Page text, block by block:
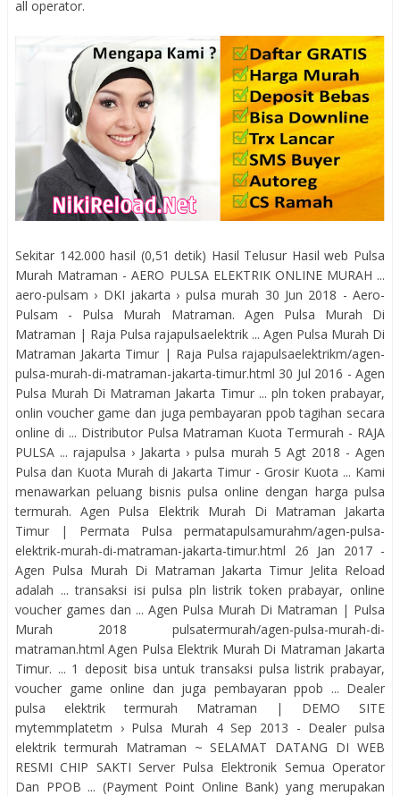
all operator.
Sekitar 142.000 hasil (0,51 detik) Hasil Telusur Hasil web Pulsa
Murah Matraman - AERO PULSA ELEKTRIK ONLINE MURAH ...
aero-pulsam › DKI jakarta › pulsa murah 30 Jun 2018 - Aero-
Pulsam - Pulsa Murah Matraman. Agen Pulsa Murah Di
Matraman | Raja Pulsa rajapulsaelektrik ... Agen Pulsa Murah Di
Matraman Jakarta Timur | Raja Pulsa rajapulsaelektrikm/agen-
pulsa-murah-di-matraman-jakarta-timur.html 30 Jul 2016 - Agen
Pulsa Murah Di Matraman Jakarta Timur ... pln token prabayar,
onlin voucher game dan juga pembayaran ppob tagihan secara
online di ... Distributor Pulsa Matraman Kuota Termurah - RAJA
PULSA ... rajapulsa › Jakarta › pulsa murah 5 Agt 2018 - Agen
Pulsa dan Kuota Murah di Jakarta Timur - Grosir Kuota ... Kami
menawarkan peluang bisnis pulsa online dengan harga pulsa
termurah. Agen Pulsa Elektrik Murah Di Matraman Jakarta
Timur | Permata Pulsa permatapulsamurahm/agen-pulsa-
elektrik-murah-di-matraman-jakarta-timur.html 26 Jan 2017 -
Agen Pulsa Murah Di Matraman Jakarta Timur Jelita Reload
adalah ... transaksi isi pulsa pln listrik token prabayar, online
voucher games dan ... Agen Pulsa Murah Di Matraman | Pulsa
Murah 2018 pulsatermurah/agen-pulsa-murah-di-
matraman.html Agen Pulsa Elektrik Murah Di Matraman Jakarta
Timur. ... 1 deposit bisa untuk transaksi pulsa listrik prabayar,
voucher game online dan juga pembayaran ppob ... Dealer
pulsa elektrik termurah Matraman | DEMO SITE
mytemmplatetm › Pulsa Murah 4 Sep 2013 - Dealer pulsa
elektrik termurah Matraman ~ SELAMAT DATANG DI WEB
RESMI CHIP SAKTI Server Pulsa Elektronik Semua Operator
Dan PPOB ... (Payment Point Online Bank) yang merupakan